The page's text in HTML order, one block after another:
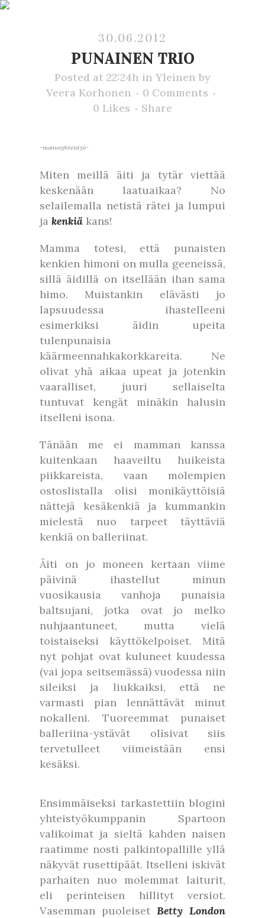
30.06.2012
PUNAINEN TRIO
Posted at 22:24h in Yleinen by
Veera Korhonen
0 Comments
0 Likes Share
-mainosyhteistyö-
Miten meillä äiti ja tytär viettää
keskenään laatuaikaa? No
selailemalla netistä rätei ja lumpui
ja kenkiä kans!
Mamma totesi, että punaisten
kenkien himoni on mulla geeneissä,
sillä äidillä on itsellään ihan sama
himo. Muistankin elävästi jo
lapsuudessa ihastelleeni
esimerkiksi äidin upeita
tulenpunaisia
käärmeennahkakorkkareita. Ne
olivat yhä aikaa upeat ja jotenkin
vaaralliset, juuri sellaiselta
tuntuvat kengät minäkin halusin
itselleni isona.
Tänään me ei mamman kanssa
kuitenkaan haaveiltu huikeista
piikkareista, vaan molempien
ostoslistalla olisi monikäyttöisiä
nättejä kesäkenkiä ja kummankin
mielestä nuo tarpeet täyttäviä
kenkiä on balleriinat.
Äiti on jo moneen kertaan viime
päivinä ihastellut minun
vuosikausia vanhoja punaisia
baltsujani, jotka ovat jo melko
nuhjaantuneet, mutta vielä
toistaiseksi käyttökelpoiset. Mitä
nyt pohjat ovat kuluneet kuudessa
(vai jopa seitsemässä) vuodessa niin
sileiksi ja liukkaiksi, että ne
varmasti pian lennättävät minut
nokalleni. Tuoreemmat punaiset
balleriina-ystävät olisivat siis
tervetulleet viimeistään ensi
kesäksi.
Ensimmäiseksi tarkastettiin blogini
yhteistyökumppanin Spartoon
valikoimat ja sieltä kahden naisen
raatimme nosti palkintopallille yllä
näkyvät rusettipäät. Itselleni iskivät
parhaiten nuo molemmat laiturit,
eli perinteisen hillityt versiot.
Vasemman puoleiset Betty London